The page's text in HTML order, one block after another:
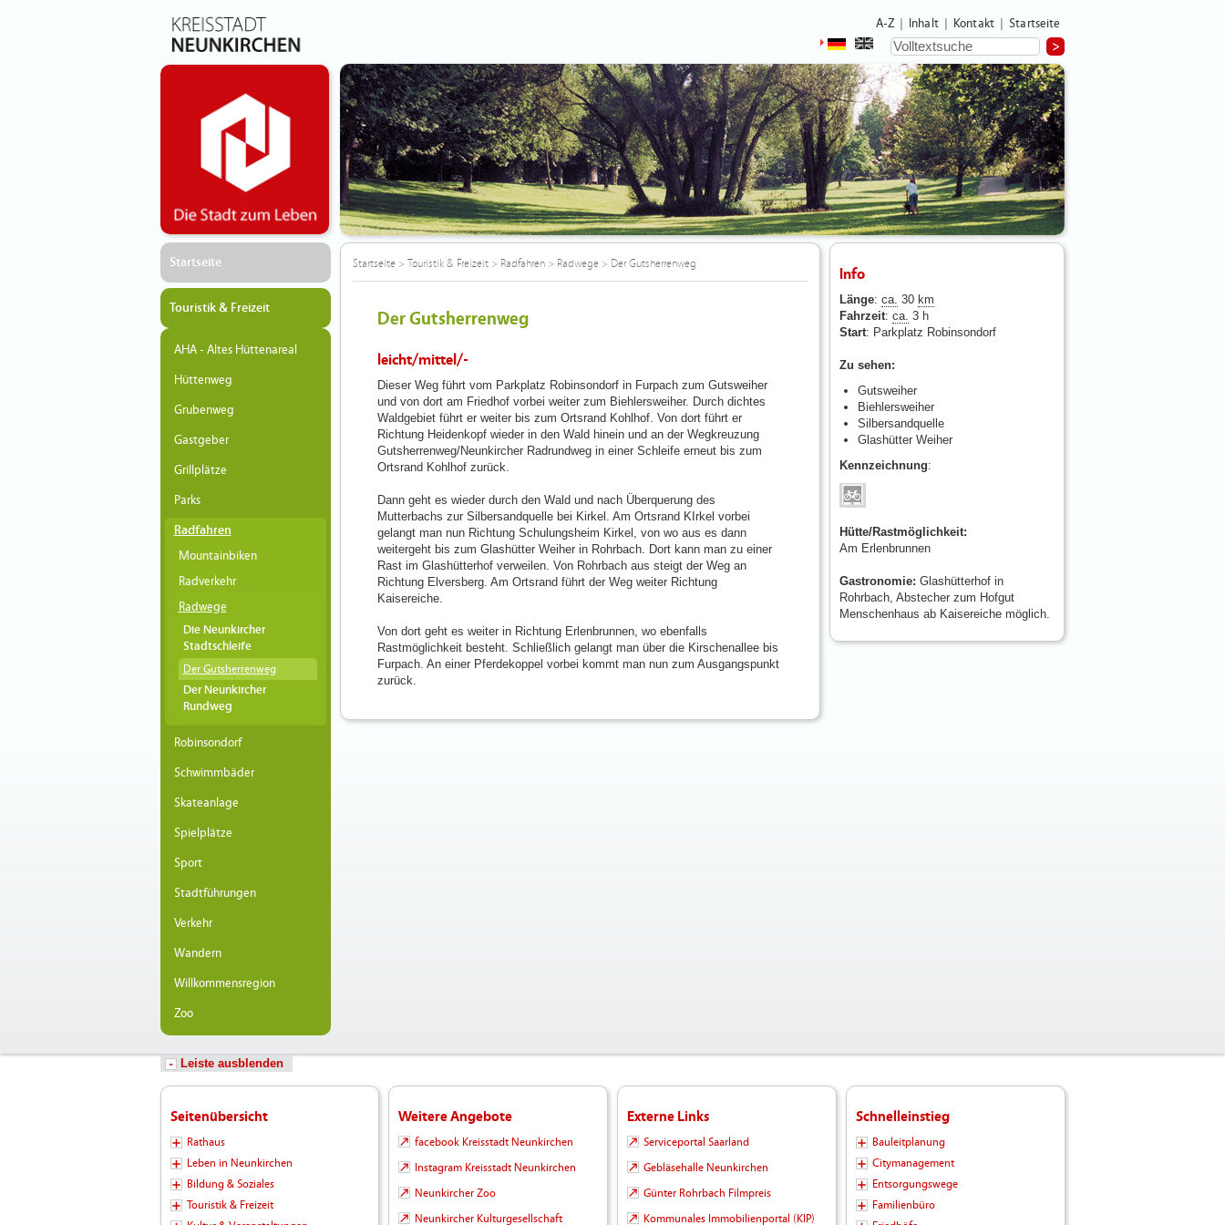
A-Z Inhalt Kontakt Startseite
Startseite
Touristik & Freizeit
AHA - Altes Hüttenareal
Hüttenweg
Grubenweg
Gastgeber
Grillplätze
Parks
Radfahren
Mountainbiken
Radverkehr
Radwege
Die Neunkircher
Stadtschleife
Der Gutsherrenweg
Der Neunkircher
Rundweg
Robinsondorf
Schwimmbäder
Skateanlage
Spielplätze
Sport
Stadtführungen
Verkehr
Wandern
Willkommensregion
Zoo
Startseite> Touristik & Freizeit> Radfahren> Radwege> Der Gutsherrenweg
Der Gutsherrenweg
leicht/mittel/-
Dieser Weg führt vom Parkplatz Robinsondorf in Furpach zum Gutsweiher
und von dort am Friedhof vorbei weiter zum Biehlersweiher. Durch dichtes
Waldgebiet führt er weiter bis zum Ortsrand Kohlhof. Von dort führt er
Richtung Heidenkopf wieder in den Wald hinein und an der Wegkreuzung
Gutsherrenweg/Neunkircher Radrundweg in einer Schleife erneut bis zum
Ortsrand Kohlhof zurück.
Dann geht es wieder durch den Wald und nach Überquerung des
Mutterbachs zur Silbersandquelle bei Kirkel. Am Ortsrand KIrkel vorbei
gelangt man nun Richtung Schulungsheim Kirkel, von wo aus es dann
weitergeht bis zum Glashütter Weiher in Rohrbach. Dort kann man zu einer
Rast im Glashütterhof verweilen. Von Rohrbach aus steigt der Weg an
Richtung Elversberg. Am Ortsrand führt der Weg weiter Richtung
Kaisereiche.
Von dort geht es weiter in Richtung Erlenbrunnen, wo ebenfalls
Rastmöglichkeit besteht. Schließlich gelangt man über die Kirschenallee bis
Furpach. An einer Pferdekoppel vorbei kommt man nun zum Ausgangspunkt
zurück.
Info
Länge: ca. 30 km
Fahrzeit: ca. 3 h
Start: Parkplatz Robinsondorf
Zu sehen:
Gutsweiher
Biehlersweiher
Silbersandquelle
Glashütter Weiher
Kennzeichnung:
Hütte/Rastmöglichkeit:
Am Erlenbrunnen
Gastronomie: Glashütterhof in
Rohrbach, Abstecher zum Hofgut
Menschenhaus ab Kaisereiche möglich.
Leiste ausblenden
Seitenübersicht
Rathaus
Leben in Neunkirchen
Bildung & Soziales
Touristik & Freizeit
Weitere Angebote
facebook Kreisstadt Neunkirchen
Instagram Kreisstadt Neunkirchen
Neunkircher Zoo
Neunkircher Kulturgesellschaft
Externe Links
Serviceportal Saarland
Gebläsehalle Neunkirchen
Günter Rohrbach Filmpreis
Kommunales Immobilienportal (KIP)
Schnelleinstieg
Bauleitplanung
Citymanagement
Entsorgungswege
Familienbüro